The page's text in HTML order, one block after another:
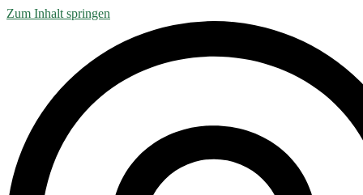
Zum Inhalt springen